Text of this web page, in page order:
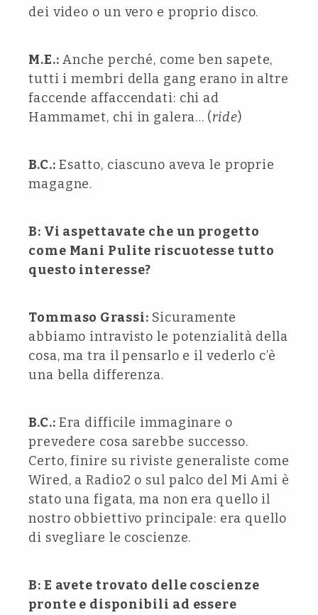
dei video o un vero e proprio disco.
M.E.: Anche perché, come ben sapete,
tutti i membri della gang erano in altre
faccende affaccendati: chi ad
Hammamet, chi in galera… (ride)
B.C.: Esatto, ciascuno aveva le proprie
magagne.
B: Vi aspettavate che un progetto
come Mani Pulite riscuotesse tutto
questo interesse?
Tommaso Grassi: Sicuramente
abbiamo intravisto le potenzialità della
cosa, ma tra il pensarlo e il vederlo c’è
una bella differenza.
B.C.: Era difficile immaginare o
prevedere cosa sarebbe successo.
Certo, finire su riviste generaliste come
Wired, a Radio2 o sul palco del Mi Ami è
stato una figata, ma non era quello il
nostro obbiettivo principale: era quello
di svegliare le coscienze.
B: E avete trovato delle coscienze
pronte e disponibili ad essere